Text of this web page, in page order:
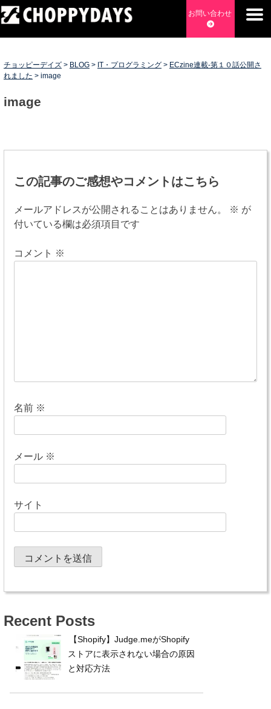
Skip
to
content
支援・ECサイト立ち上げ・Webマーケティング・SEO・ホー
ムページ制作・Web開発・アプリ開発・コーチング チョッピ
お問い合わせ
チョッピーデイズ > BLOG > IT・プログラミング > ECzine連載-第１０話公開さ
れました > image
image
稿
ビ
ゲ
この記事のご感想やコメントはこちら
メールアドレスが公開されることはありません。 ※ が
付いている欄は必須項目です
コメント ※
名前 ※
メール ※
サイト
Recent Posts
【Shopify】Judge.meがShopify
ストアに表示されない場合の原因
と対応方法